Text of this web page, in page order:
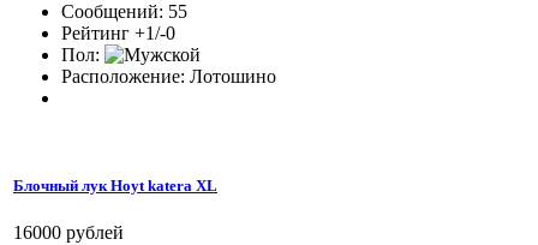
Сообщений: 55
Рейтинг +1/-0
Пол:
Расположение: Лотошино
Блочный лук Hoyt katera XL
16000 рублей